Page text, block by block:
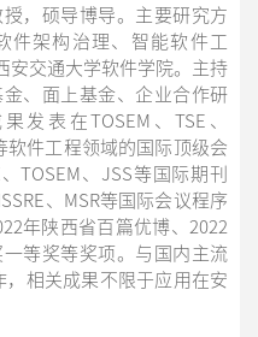
，硕导博导。主要研究方
件架构治理、智能软件工
安交通大学软件学院。主持
、面上基金、企业合作研
发表在TOSEM、TSE、
软件工程领域的国际顶级会
TOSEM、JSS等国际期刊
、MSR等国际会议程序
年陕西省百篇优博、2022
等奖等奖项。与国内主流
，相关成果不限于应用在安